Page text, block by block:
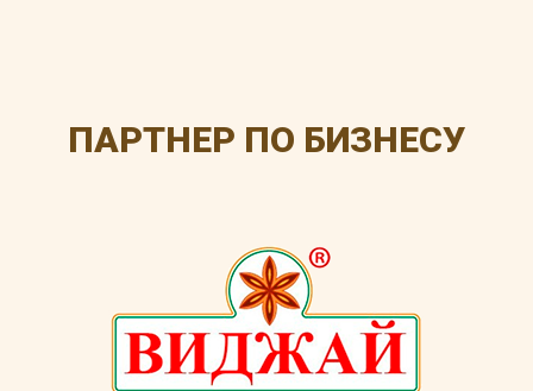
ПАРТНЕР ПО БИЗНЕСУ